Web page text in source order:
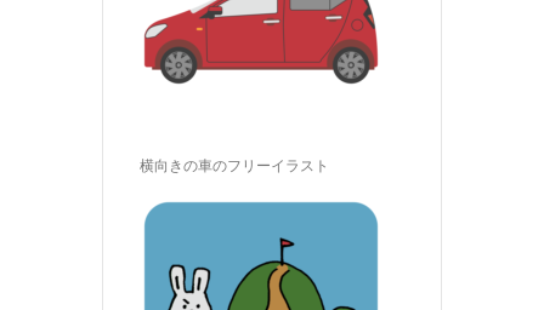
横向きの車のフリーイラスト